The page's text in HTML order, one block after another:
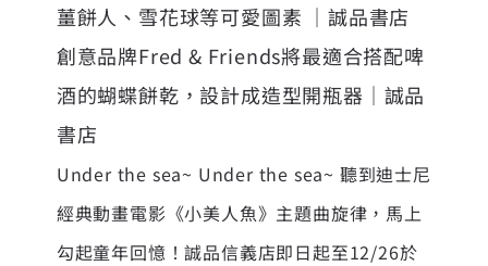
薑餅人、雪花球等可愛圖素 ｜誠品書店
創意品牌Fred & Friends將最適合搭配啤
酒的蝴蝶餅乾，設計成造型開瓶器｜誠品
書店
Under the sea~ Under the sea~ 聽到迪士尼
經典動畫電影《小美人魚》主題曲旋律，馬上
勾起童年回憶！誠品信義店即日起至12/26於